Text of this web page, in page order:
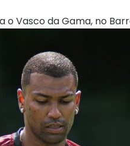
o Vasco da Gama, no